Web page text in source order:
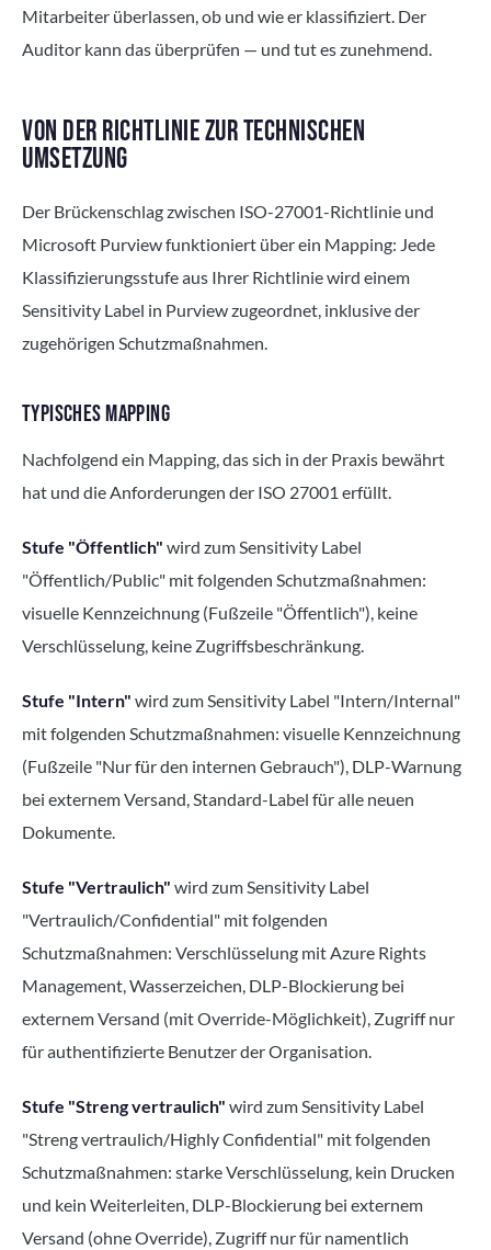
Mitarbeiter überlassen, ob und wie er klassifiziert. Der
Auditor kann das überprüfen — und tut es zunehmend.
VON DER RICHTLINIE ZUR TECHNISCHEN
UMSETZUNG
Der Brückenschlag zwischen ISO-27001-Richtlinie und
Microsoft Purview funktioniert über ein Mapping: Jede
Klassifizierungsstufe aus Ihrer Richtlinie wird einem
Sensitivity Label in Purview zugeordnet, inklusive der
zugehörigen Schutzmaßnahmen.
TYPISCHES MAPPING
Nachfolgend ein Mapping, das sich in der Praxis bewährt
hat und die Anforderungen der ISO 27001 erfüllt.
Stufe "Öffentlich" wird zum Sensitivity Label
"Öffentlich/Public" mit folgenden Schutzmaßnahmen:
visuelle Kennzeichnung (Fußzeile "Öffentlich"), keine
Verschlüsselung, keine Zugriffsbeschränkung.
Stufe "Intern" wird zum Sensitivity Label "Intern/Internal"
mit folgenden Schutzmaßnahmen: visuelle Kennzeichnung
(Fußzeile "Nur für den internen Gebrauch"), DLP-Warnung
bei externem Versand, Standard-Label für alle neuen
Dokumente.
Stufe "Vertraulich" wird zum Sensitivity Label
"Vertraulich/Confidential" mit folgenden
Schutzmaßnahmen: Verschlüsselung mit Azure Rights
Management, Wasserzeichen, DLP-Blockierung bei
externem Versand (mit Override-Möglichkeit), Zugriff nur
für authentifizierte Benutzer der Organisation.
Stufe "Streng vertraulich" wird zum Sensitivity Label
"Streng vertraulich/Highly Confidential" mit folgenden
Schutzmaßnahmen: starke Verschlüsselung, kein Drucken
und kein Weiterleiten, DLP-Blockierung bei externem
Versand (ohne Override), Zugriff nur für namentlich